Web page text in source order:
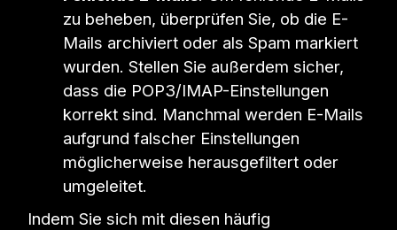
zu beheben, überprüfen Sie, ob die E-
Mails archiviert oder als Spam markiert
wurden. Stellen Sie außerdem sicher,
dass die POP3/IMAP-Einstellungen
korrekt sind. Manchmal werden E-Mails
aufgrund falscher Einstellungen
möglicherweise herausgefiltert oder
umgeleitet.
Indem Sie sich mit diesen häufig